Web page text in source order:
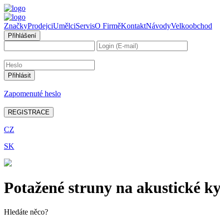
ZnačkyProdejciUmělciServisO FirměKontaktNávodyVelkoobchod
Přihlášení
Zapomenuté heslo
REGISTRACE
CZ
SK
Potažené struny na akustické
Hledáte něco?